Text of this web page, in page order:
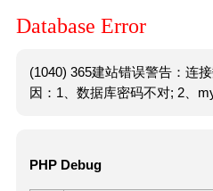
Database Error
(1040) 365建站错误警告：连
因：1、数据库密码不对; 2、
PHP Debug